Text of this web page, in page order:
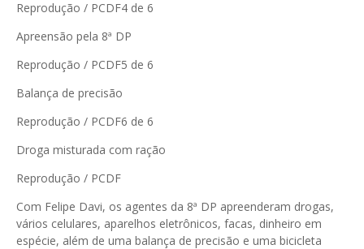
Reprodução / PCDF4 de 6
Apreensão pela 8ª DP
Reprodução / PCDF5 de 6
Balança de precisão
Reprodução / PCDF6 de 6
Droga misturada com ração
Reprodução / PCDF
Com Felipe Davi, os agentes da 8ª DP apreenderam drogas,
vários celulares, aparelhos eletrônicos, facas, dinheiro em
espécie, além de uma balança de precisão e uma bicicleta